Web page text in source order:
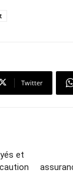
Twitter
et